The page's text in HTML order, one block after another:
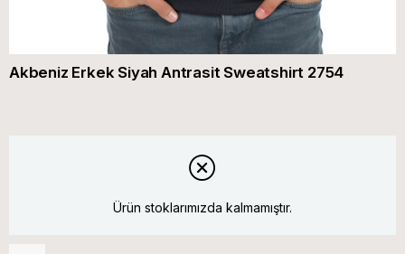
Akbeniz Erkek Siyah Antrasit Sweatshirt 2754
Ürün stoklarımızda kalmamıştır.